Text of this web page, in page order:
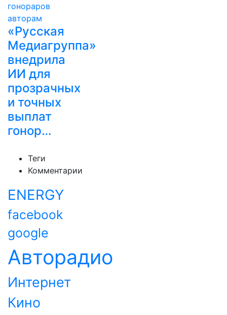
«Русская
Медиагруппа»
внедрила
ИИ для
прозрачных
и точных
выплат
гонор…
Теги
Комментарии
ENERGY
facebook
google
Авторадио
Интернет
Кино